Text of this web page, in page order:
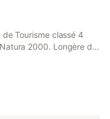
Tourisme classé 4
2000. Longère de
Morvan à 5mn du
Paris-Nevers-Dijon)
de rivière, terrasse,